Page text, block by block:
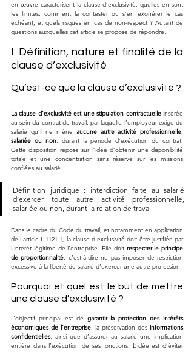
en œuvre caractérisent la clause d’exclusivité, quelles en sont
les limites, comment la contester ou s’en exonérer le cas
échéant, et quels risques en cas de non-respect ? Autant de
questions auxquelles cet article se propose de répondre.
I. Définition, nature et finalité de la
clause d’exclusivité
Qu’est-ce que la clause d’exclusivité ?
La clause d’exclusivité est une stipulation contractuelle insérée
au sein du contrat de travail, par laquelle l’employeur exige du
salarié qu’il ne mène aucune autre activité professionnelle,
salariée ou non, durant la période d’exécution du contrat.
Cette disposition repose sur l’idée d’obtenir une disponibilité
totale et une concentration sans réserve sur les missions
confiées au salarié.
Définition juridique : interdiction faite au salarié
d’exercer toute autre activité professionnelle,
salariée ou non, durant la relation de travail
Dans le cadre du Code du travail, et notamment en application
de l’article L.1121-1, la clause d’exclusivité doit être justifiée par
l’intérêt légitime de l’entreprise. Elle doit respecter le principe
de proportionnalité, c’est-à-dire ne pas imposer de restriction
excessive à la liberté du salarié d’exercer une autre profession.
Pourquoi et quel est le but de mettre
une clause d’exclusivité ?
L’objectif principal est de garantir la protection des intérêts
économiques de l’entreprise, la préservation des informations
confidentielles, ainsi que d’assurer au salarié une implication
entière dans l’exécution de ses fonctions. L’idée est d’éviter